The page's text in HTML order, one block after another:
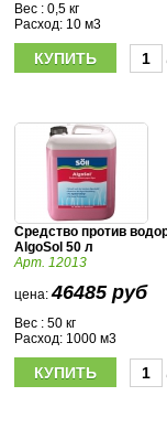
Вес : 0,5 кг
Расход: 10 м3
Средство против
AlgoSol 50 л
Арт. 12013
цена:46485 руб
Вес : 50 кг
Расход: 1000 м3